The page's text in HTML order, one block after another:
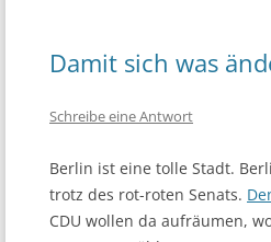
Damit sich was
Schreibe eine Antwort
Berlin ist eine tolle Stadt.
trotz des rot-roten Senats.
CDU wollen da aufräumen,